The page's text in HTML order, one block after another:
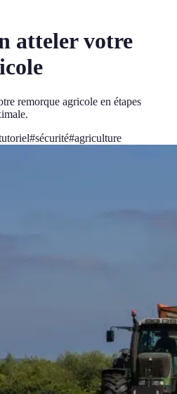
atteler votre
remorque agricole en étapes
#sécurité#agriculture